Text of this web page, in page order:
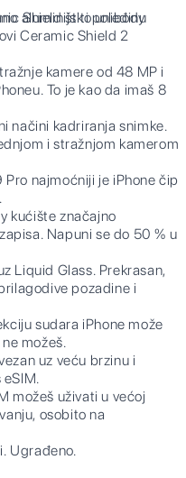
aluminijsko unibody
Shield štiti poleđinu
Ceramic Shield 2
kamere od 48 MP i
To je kao da imaš 8
načini kadriranja snimke.
i stražnjom kamerom
Pro najmoćniji je iPhone čip
kućište značajno
Napuni se do 50 % u
Liquid Glass. Prekrasan,
pozadine i
sudara iPhone može
možeš.
uz veću brzinu i
možeš uživati u većoj
osobito na
Ugrađeno.